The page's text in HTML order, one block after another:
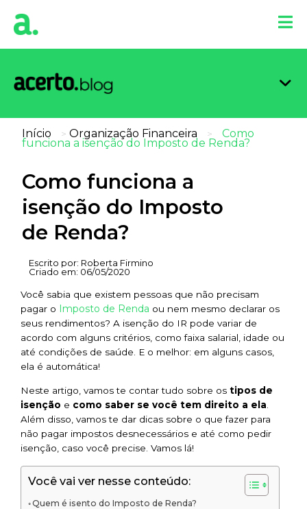
Início > Organização Financeira > Como
funciona a isenção do Imposto de Renda?
Como funciona a
isenção do Imposto
de Renda?
Escrito por: Roberta Firmino
Criado em: 06/05/2020
Você sabia que existem pessoas que não precisam
pagar o Imposto de Renda ou nem mesmo declarar os
seus rendimentos? A isenção do IR pode variar de
acordo com alguns critérios, como faixa salarial, idade ou
até condições de saúde. E o melhor: em alguns casos,
ela é automática!
Neste artigo, vamos te contar tudo sobre os tipos de
isenção e como saber se você tem direito a ela
Além disso, vamos te dar dicas sobre o que fazer para
não pagar impostos desnecessários e até como pedir
isenção, caso você precise. Vamos lá!
Você vai ver nesse conteúdo:
Quem é isento do Imposto de Renda?